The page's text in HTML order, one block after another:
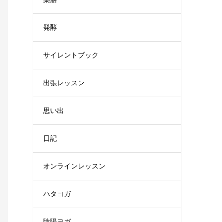
発酵
サイレントブック
出張レッスン
思い出
日記
オンラインレッスン
ハタヨガ